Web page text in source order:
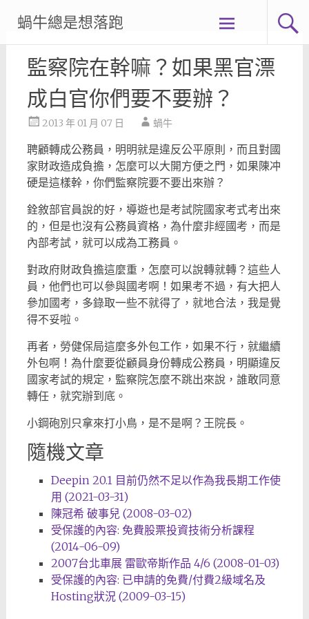
content
蝸牛總是想落跑
監察院在幹嘛？如果黑官漂
成白官你們要不要辦？
2013 年 01 月 07 日 蝸牛
聘顧轉成公務員，明明就是違反公平原則，而且對國
家財政造成負擔，怎麼可以大開方便之門，如果陳冲
硬是這樣幹，你們監察院要不要出來辦？
銓敘部官員說的好，導遊也是考試院國家考式考出來
的，但是也沒有公務員資格，為什麼非經國考，而是
內部考試，就可以成為工務員。
對政府財政負擔這麼重，怎麼可以說轉就轉？這些人
員，他們也可以參與國考啊！如果考不過，有大把人
參加國考，多錄取一些不就得了，就地合法，我是覺
得不妥啦。
再者，勞健保局這麼多外包工作，如果不行，就繼續
外包啊！為什麼要從顧員身份轉成公務員，明顯違反
國家考試的規定，監察院怎麼不跳出來說，誰敢同意
轉任，就究辦到底。
小鋼砲別只拿來打小鳥，是不是啊？王院長。
隨機文章
Deepin 20.1 目前仍然不足以作為我長期工作使
用 (2021-03-31)
陳冠希 破事兒 (2008-03-02)
受保護的內容: 免費股票投資技術分析課程
(2014-06-09)
2007台北車展 雷歐帝斯作品 4/6 (2008-01-03)
受保護的內容: 已申請的免費/付費2級域名及
Hosting狀況 (2009-03-15)